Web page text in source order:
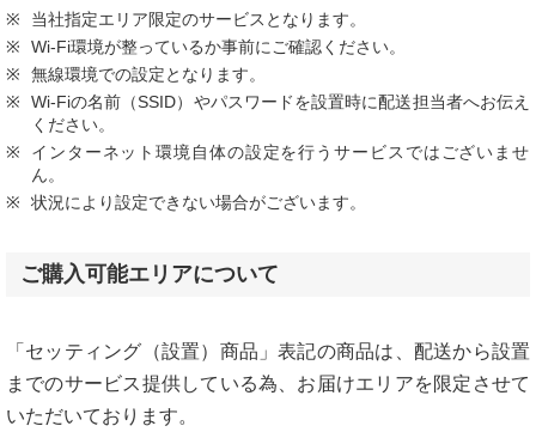
当社指定エリア限定のサービスとなります。
Wi-Fi環境が整っているか事前にご確認ください。
無線環境での設定となります。
Wi-Fiの名前（SSID）やパスワードを設置時に配送担当者へお伝え
ください。
インターネット環境自体の設定を行うサービスではございませ
ん。
状況により設定できない場合がございます。
ご購入可能エリアについて
「セッティング（設置）商品」表記の商品は、配送から設置
までのサービス提供している為、お届けエリアを限定させて
いただいております。